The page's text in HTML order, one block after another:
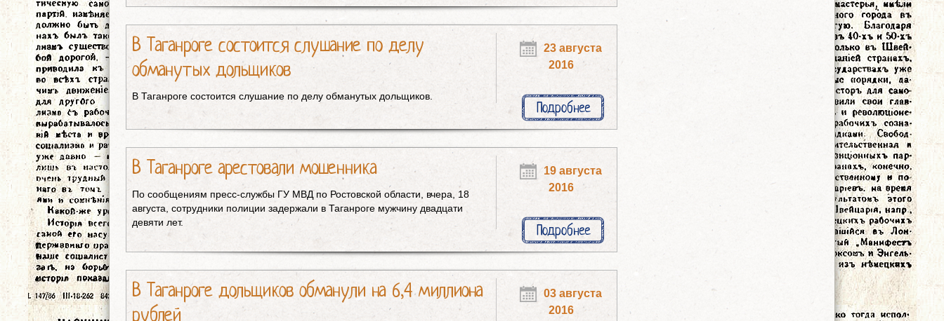
В Таганроге состоится слушание по делу
обманутых дольщиков
В Таганроге состоится слушание по делу обманутых дольщиков.
23 августа
2016
Подробнее
В Таганроге арестовали мошенника
По сообщениям пресс-службы ГУ МВД по Ростовской области, вчера, 18
августа, сотрудники полиции задержали в Таганроге мужчину двадцати
девяти лет.
19 августа
2016
Подробнее
В Таганроге дольщиков обманули на 6,4 миллиона
рублей
03 августа
2016